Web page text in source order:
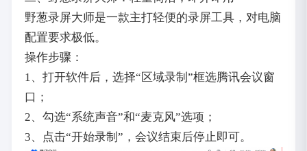
野葱录屏大师是一款主打轻便的录屏工具，对电脑
配置要求极低。
操作步骤：
1、打开软件后，选择“区域录制”框选腾讯会议窗
口；
2、勾选“系统声音”和“麦克风”选项；
3、点击“开始录制”，会议结束后停止即可。